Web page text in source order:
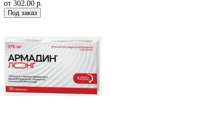
от 302.00 р.
Под заказ